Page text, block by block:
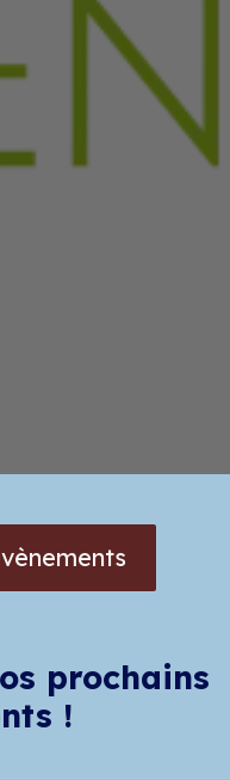
prochains
!